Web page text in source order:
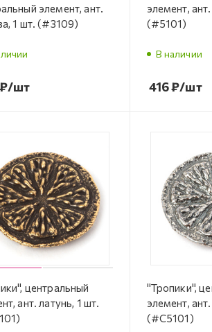
элемент, ант.
1 шт. (#3109)
₽/шт
элемент,
(#5101)
В наличии
416₽/шт
центральный
ант. латунь, 1 шт.
"Тропики",
элемент,
(#С5101)